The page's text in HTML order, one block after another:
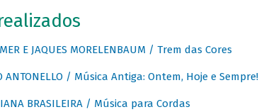
E JAQUES MORELENBAUM / Trem das Cores
ANTONELLO / Música Antiga: Ontem, Hoje e Sempre!
BRASILEIRA / Música para Cordas